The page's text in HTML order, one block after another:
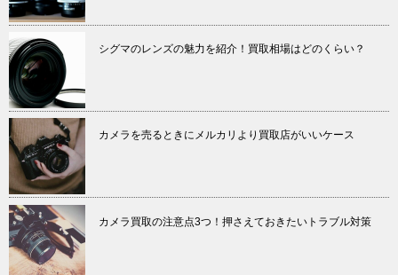
シグマのレンズの魅力を紹介！買取相場はどのくらい？
カメラを売るときにメルカリより買取店がいいケース
カメラ買取の注意点3つ！押さえておきたいトラブル対策